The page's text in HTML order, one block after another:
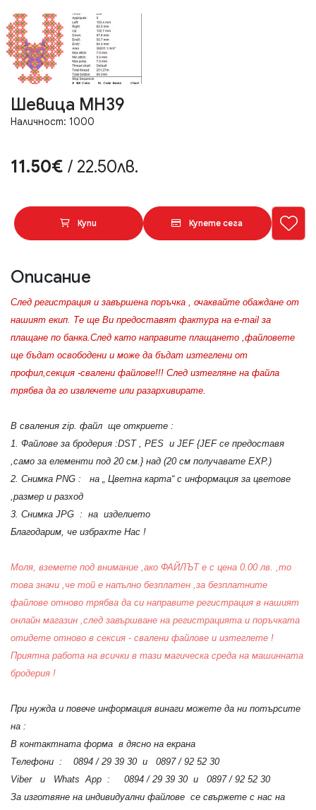
Шевица МН39
Наличност: 1000
11.50€ / 22.50лв.
Купи Купете сега
Описание
След регистрация и завършена поръчка , очаквайте обаждане от
нашият екип. Те ще Ви предоставят фактура на e-mail за
плащане по банка.След като направите плащането ,файловете
ще бъдат освободени и може да бъдат изтеглени от
профил,секция -свалени файлове!!! След изтегляне на файла
трябва да го извлечете или разархивирате.
В сваления zip. файл ще откриете :
1. Файлове за бродерия :DST , PES и JEF {JEF се предоставя
,само за елементи под 20 см.} над (20 см получавате EXP.)
2. Снимка PNG : на „ Цветна карта“ с информация за цветове
,размер и разход
3. Снимка JPG : на изделието
Благодарим, че избрахте Нас !
Моля, вземете под внимание ,ако ФАЙЛЪТ е с цена 0.00 лв. ,то
това значи ,че той е напълно безплатен ,за безплатните
файлове отново трябва да си направите регистрация в нашият
онлайн магазин ,след завършване на регистрацията и поръчката
отидете отново в сексия - свалени файлове и изтеглете !
Приятна работа на всички в тази магическа среда на машинната
бродерия !
При нужда и повече информация винаги можете да ни потърсите
на :
В контактната форма в дясно на екрана
Телефони : 0894 / 29 39 30 и 0897 / 92 52 30
Viber и Whats App : 0894 / 29 39 30 и 0897 / 92 52 30
За изготвяне на индивидуални файлове се свържете с нас на